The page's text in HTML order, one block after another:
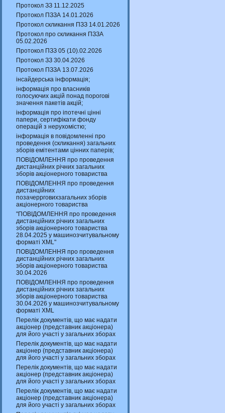
Протокол ЗЗ 11.12.2025
Протокол ПЗЗА 14.01.2026
Протокол скликання ПЗЗ 14.01.2026
Протокол про скликання ПЗЗА
05.02.2026
Протокол ПЗЗ 05 (10).02.2026
Протокол ЗЗ 30.04.2026
Протокол ПЗЗА 13.07.2026
інсайдерська інформація;
інформація про власників
голосуючих акцій понад порогові
значення пакетів акцій;
інформація про іпотечні цінні
папери, сертифікати фонду
операцій з нерухомістю;
інформація в повідомленні про
проведення (скликання) загальних
зборів емітентами цінних паперів;
ПОВІДОМЛЕННЯ про проведення
дистанційних річних загальних
зборів акціонерного товариства
ПОВІДОМЛЕННЯ про проведення
дистанційних
позачеррговихзагальних зборів
акціонерного товариства
"ПОВІДОМЛЕННЯ про проведення
дистанційних річних загальних
зборів акціонерного товариства
28.04.2025 у машинозчитувальному
форматі XML"
ПОВІДОМЛЕННЯ про проведення
дистанційних річних загальних
зборів акціонерного товариства
30.04.2026
ПОВІДОМЛЕННЯ про проведення
дистанційних річних загальних
зборів акціонерного товариства
30.04.2026 у машинозчитувальному
форматі XML
Перелік документів, що має надати
акціонер (представник акціонера)
для його участі у загальних зборах
Перелік документів, що має надати
акціонер (представник акціонера)
для його участі у загальних зборах
Перелік документів, що має надати
акціонер (представник акціонера)
для його участі у загальних зборах
Перелік документів, що має надати
акціонер (представник акціонера)
для його участі у загальних зборах